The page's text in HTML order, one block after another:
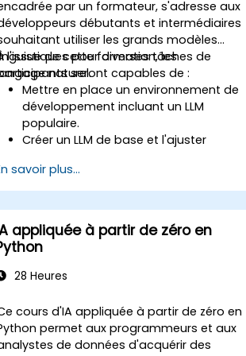
frameworks et outils d'apprentissage
profond.
par un formateur, s'adresse aux
débutants et intermédiaires
utiliser les grands modèles
pour diverses tâches de
naturel.
l'issue de cette formation, les
seront capables de :
Mettre en place un environnement de
développement incluant un LLM
populaire.
Créer un LLM de base et l'ajuster
personnalisé.
Utiliser les LLM pour différentes tâches
de langage naturel telles que le
résumé de texte, la réponse aux
questions, la génération de texte, et
plus encore.
Débugger et évaluer les LLM à l'aide
Lightning et Hugging Face Datasets.
savoir plus...
appliquée à partir de zéro en
28 Heures
cours d'IA appliquée à partir de zéro en
permet aux programmeurs et aux
de données d'acquérir des